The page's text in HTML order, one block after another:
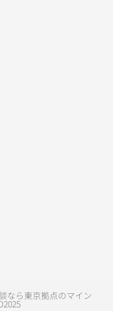
なら東京拠点のマイン